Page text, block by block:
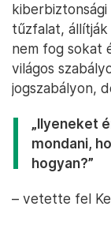
tűzfalat,
nem fog sokat
világos
jogszabályon,
„Ilyeneket
mondani,
hogyan?”
– vetette fel